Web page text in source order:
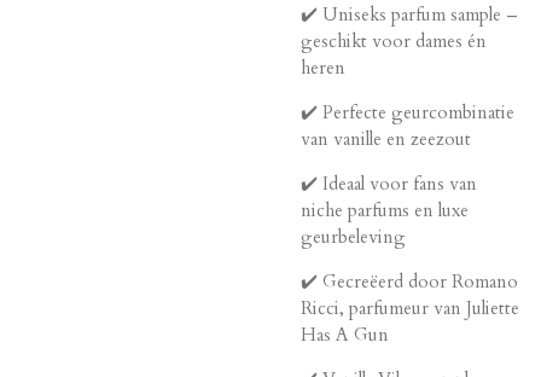
✔️ Uniseks parfum sample –
geschikt voor dames én
heren
✔️ Perfecte geurcombinatie
van vanille en zeezout
✔️ Ideaal voor fans van
niche parfums en luxe
geurbeleving
✔️ Gecreëerd door Romano
Ricci, parfumeur van Juliette
Has A Gun